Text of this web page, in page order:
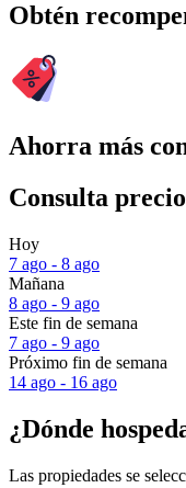
Obtén
Ahorra más
Consulta
Hoy
7 ago - 8 ago
Mañana
8 ago - 9 ago
Este fin de semana
7 ago - 9 ago
Próximo fin de semana
14 ago - 16 ago
¿Dónde
Las propiedades se